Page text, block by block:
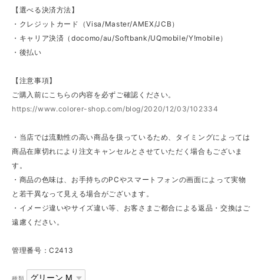
【選べる決済方法】
・クレジットカード（Visa/Master/AMEX/JCB）
・キャリア決済（docomo/au/Softbank/UQmobile/Y!mobile）
・後払い
【注意事項】
ご購入前にこちらの内容を必ずご確認ください。
https://www.colorer-shop.com/blog/2020/12/03/102334
・当店では流動性の高い商品を扱っているため、タイミングによっては
商品在庫切れにより注文キャンセルとさせていただく場合もございま
す。
・商品の色味は、お手持ちのPCやスマートフォンの画面によって実物
と若干異なって見える場合がございます。
・イメージ違いやサイズ違い等、お客さまご都合による返品・交換はご
遠慮ください。
管理番号：C2413
種類